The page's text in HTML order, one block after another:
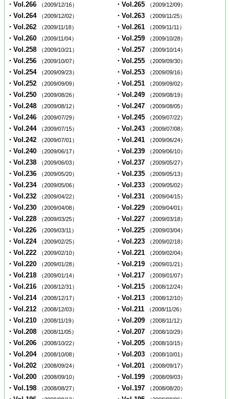
・Vol.266 （2009/12/16） ・Vol.265 （2009/12/09）
・Vol.264 （2009/12/02） ・Vol.263 （2009/11/25）
・Vol.262 （2009/11/18） ・Vol.261 （2009/11/11）
・Vol.260 （2009/11/04） ・Vol.259 （2009/10/28）
・Vol.258 （2009/10/21） ・Vol.257 （2009/10/14）
・Vol.256 （2009/10/07） ・Vol.255 （2009/09/30）
・Vol.254 （2009/09/23） ・Vol.253 （2009/09/16）
・Vol.252 （2009/09/09） ・Vol.251 （2009/09/02）
・Vol.250 （2009/08/26） ・Vol.249 （2009/08/19）
・Vol.248 （2009/08/12） ・Vol.247 （2009/08/05）
・Vol.246 （2009/07/29） ・Vol.245 （2009/07/22）
・Vol.244 （2009/07/15） ・Vol.243 （2009/07/08）
・Vol.242 （2009/07/01） ・Vol.241 （2009/06/24）
・Vol.240 （2009/06/17） ・Vol.239 （2009/06/10）
・Vol.238 （2009/06/03） ・Vol.237 （2009/05/27）
・Vol.236 （2009/05/20） ・Vol.235 （2009/05/13）
・Vol.234 （2009/05/06） ・Vol.233 （2009/05/02）
・Vol.232 （2009/04/22） ・Vol.231 （2009/04/15）
・Vol.230 （2009/04/08） ・Vol.229 （2009/04/01）
・Vol.228 （2009/03/25） ・Vol.227 （2009/03/18）
・Vol.226 （2009/03/11） ・Vol.225 （2009/03/04）
・Vol.224 （2009/02/25） ・Vol.223 （2009/02/18）
・Vol.222 （2009/02/10） ・Vol.221 （2009/02/04）
・Vol.220 （2009/01/28） ・Vol.219 （2009/01/21）
・Vol.218 （2009/01/14） ・Vol.217 （2009/01/07）
・Vol.216 （2008/12/31） ・Vol.215 （2008/12/24）
・Vol.214 （2008/12/17） ・Vol.213 （2008/12/10）
・Vol.212 （2008/12/03） ・Vol.211 （2008/11/26）
・Vol.210 （2008/11/19） ・Vol.209 （2008/11/12）
・Vol.208 （2008/11/05） ・Vol.207 （2008/10/29）
・Vol.206 （2008/10/22） ・Vol.205 （2008/10/15）
・Vol.204 （2008/10/08） ・Vol.203 （2008/10/01）
・Vol.202 （2008/09/24） ・Vol.201 （2008/09/17）
・Vol.200 （2008/09/10） ・Vol.199 （2008/09/03）
・Vol.198 （2008/08/27） ・Vol.197 （2008/08/20）